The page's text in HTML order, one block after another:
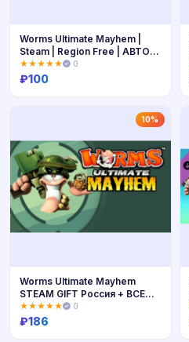
Worms Ultimate Mayhem |
Steam | Region Free | АВТО
24/7
★★★★★ 0
₽100
10%
Worms Ultimate Mayhem
STEAM GIFT Россия + ВСЕ
СТРАНЫ
★★★★★ 0
₽186